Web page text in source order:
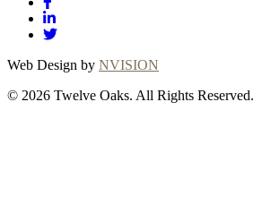
Web Design by NVISION
© 2026 Twelve Oaks. All Rights Reserved.